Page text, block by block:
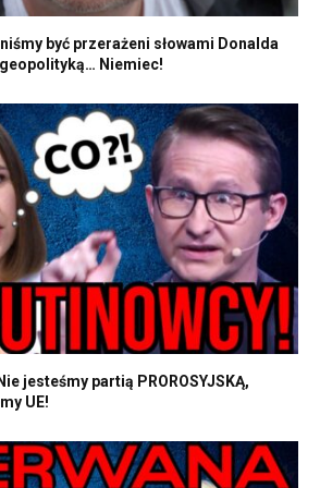
być przerażeni słowami Donalda
Niemiec!
jesteśmy partią PROROSYJSKĄ,
UE!